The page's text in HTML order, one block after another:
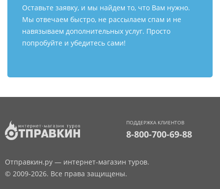
Оставьте заявку, и мы найдем то, что Вам нужно.
Мы отвечаем быстро, не рассылаем спам и не
навязываем дополнительных услуг. Просто
попробуйте и убедитесь сами!
ПОДДЕРЖКА КЛИЕНТОВ
8-800-700-69-88
Отправкин.ру — интернет-магазин туров.
© 2009-2026. Все права защищены.